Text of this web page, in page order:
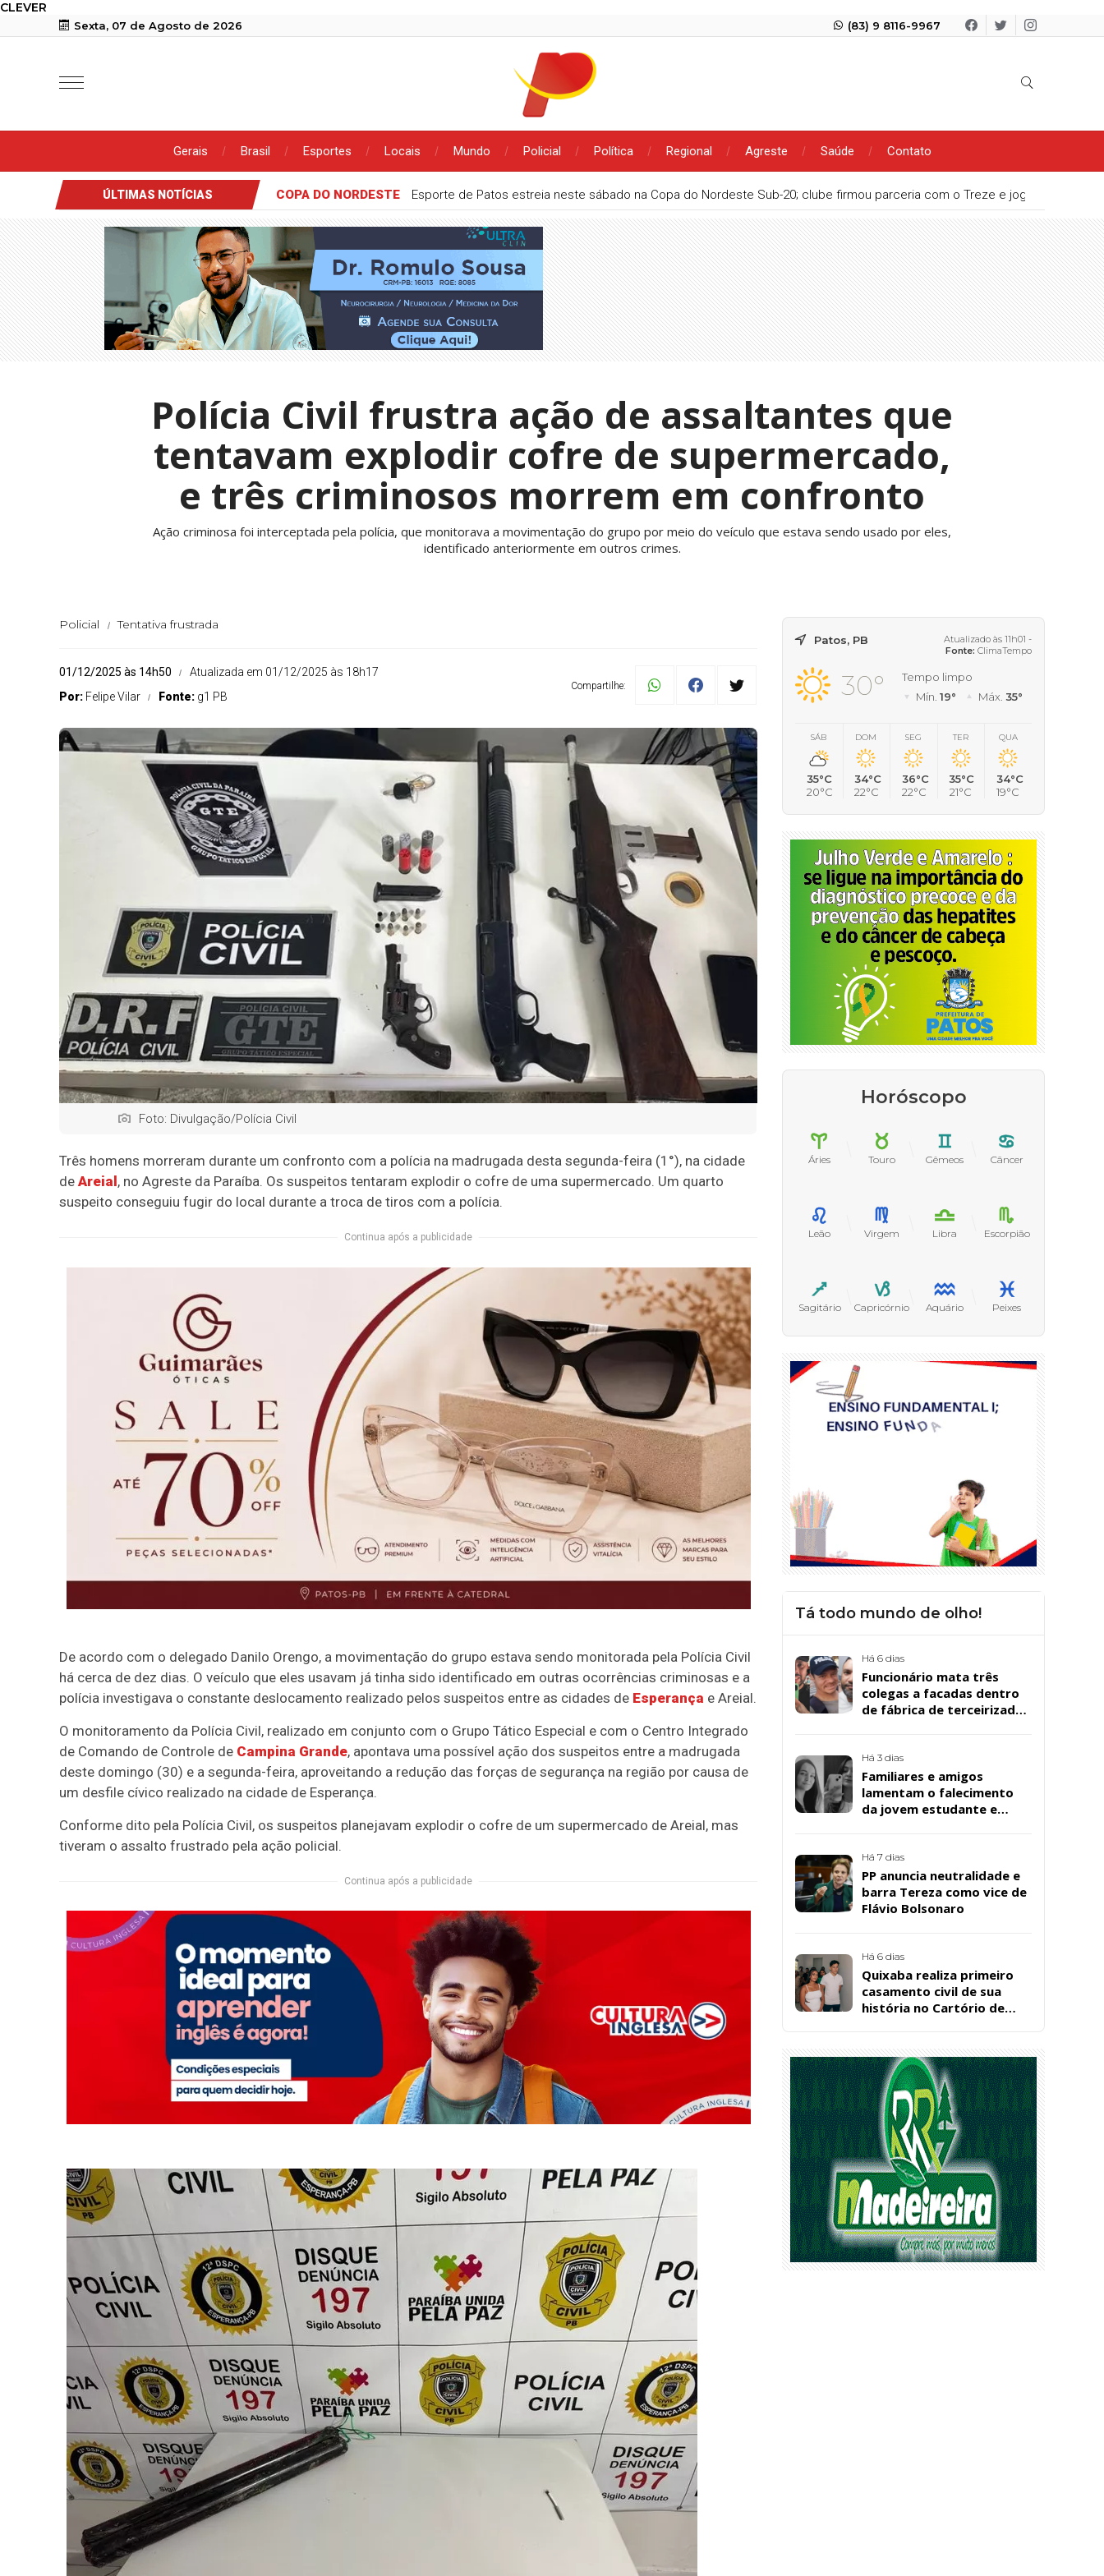
CLEVER
Sexta, 07 de Agosto de 2026 (83) 9 8116-9967
Gerais Brasil Esportes Locais Mundo Policial Política Regional Agreste Saúde Contato
ÚLTIMAS NOTÍCIAS COPA DO NORDESTE Esporte de Patos estreia neste sábado na Copa do Nordeste Sub-20; clube firmou parceria com o Treze e jogará em
Polícia Civil frustra ação de assaltantes que
tentavam explodir cofre de supermercado,
e três criminosos morrem em confronto
Ação criminosa foi interceptada pela polícia, que monitorava a movimentação do grupo por meio do veículo que estava sendo usado por eles,
identificado anteriormente em outros crimes.
Policial Tentativa frustrada
01/12/2025 às 14h50
Atualizada em 01/12/2025 às 18h17
Por: Felipe Vilar Fonte: g1 PB
Compartilhe:
Foto: Divulgação/Polícia Civil
Três homens morreram durante um confronto com a polícia na madrugada desta segunda-feira (1°), na cidade
de Areial , no Agreste da Paraíba. Os suspeitos tentaram explodir o cofre de uma supermercado. Um quarto
suspeito conseguiu fugir do local durante a troca de tiros com a polícia.
Continua após a publicidade
De acordo com o delegado Danilo Orengo, a movimentação do grupo estava sendo monitorada pela Polícia Civil
há cerca de dez dias. O veículo que eles usavam já tinha sido identificado em outras ocorrências criminosas e a
polícia investigava o constante deslocamento realizado pelos suspeitos entre as cidades de Esperança e Areial.
O monitoramento da Polícia Civil, realizado em conjunto com o Grupo Tático Especial e com o Centro Integrado
de Comando de Controle de Campina Grande, apontava uma possível ação dos suspeitos entre a madrugada
deste domingo (30) e a segunda-feira, aproveitando a redução das forças de segurança na região por causa de
um desfile cívico realizado na cidade de Esperança.
Conforme dito pela Polícia Civil, os suspeitos planejavam explodir o cofre de um supermercado de Areial, mas
tiveram o assalto frustrado pela ação policial.
Continua após a publicidade
Patos, PB
Atualizado às 11h01 -
Fonte: ClimaTempo
30°
Tempo limpo
Mín. 19° Máx. 35°
SÁB
35°C
20°C
DOM
34°C
22°C
SEG
36°C
22°C
TER
35°C
21°C
QUA
34°C
19°C
Horóscopo
Áries Touro Gêmeos Câncer
Leão Virgem Libra Escorpião
Sagitário Capricórnio Aquário Peixes
Tá todo mundo de olho!
Há 6 dias
Funcionário mata três
colegas a facadas dentro
de fábrica de terceirizada
Há 3 dias
Familiares e amigos
lamentam o falecimento
da jovem estudante e
Santos, em Patos
Há 7 dias
PP anuncia neutralidade e
barra Tereza como vice de
Flávio Bolsonaro
Há 6 dias
Quixaba realiza primeiro
casamento civil de sua
história no Cartório de